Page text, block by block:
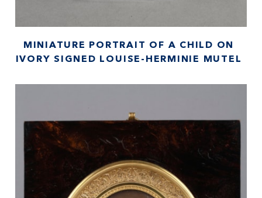
MINIATURE PORTRAIT OF A CHILD ON
IVORY SIGNED LOUISE-HERMINIE MUTEL